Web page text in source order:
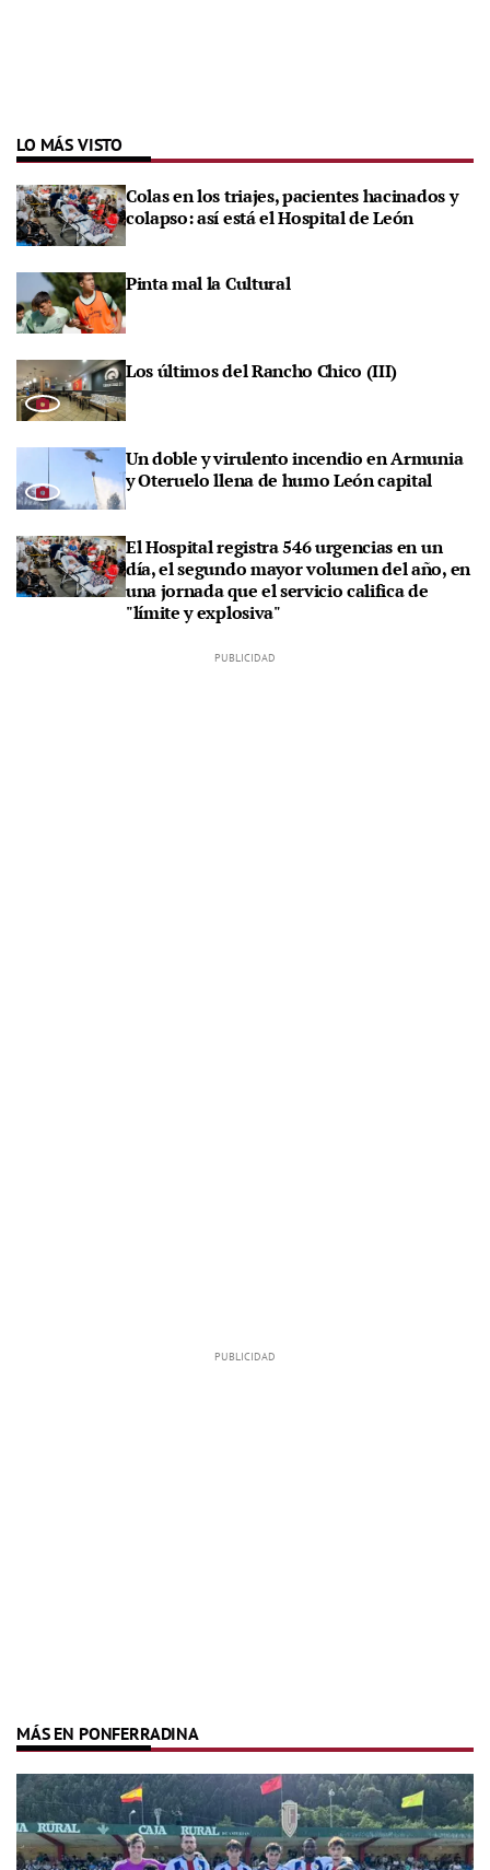
LO MÁS VISTO
Colas en los triajes, pacientes hacinados y
colapso: así está el Hospital de León
Pinta mal la Cultural
Los últimos del Rancho Chico (III)
Un doble y virulento incendio en Armunia
y Oteruelo llena de humo León capital
El Hospital registra 546 urgencias en un
día, el segundo mayor volumen del año, en
una jornada que el servicio califica de
"límite y explosiva"
MÁS EN PONFERRADINA